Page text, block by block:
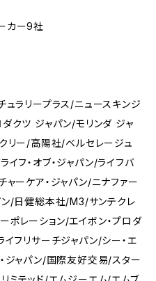
カー9社
ュラリープラス/ニュースキンジ
クツ ジャパン/モリンダ ジャ
リー/高陽社/ベルセレージュ
フ・オブ・ジャパン/ライフバ
ーケア・ジャパン/ニナファー
ン/日健総本社/M3/サンテクレ
レーション/エイボン・プロダ
フリサーチジャパン/シー・エ
ジャパン/国際友好交易/スター